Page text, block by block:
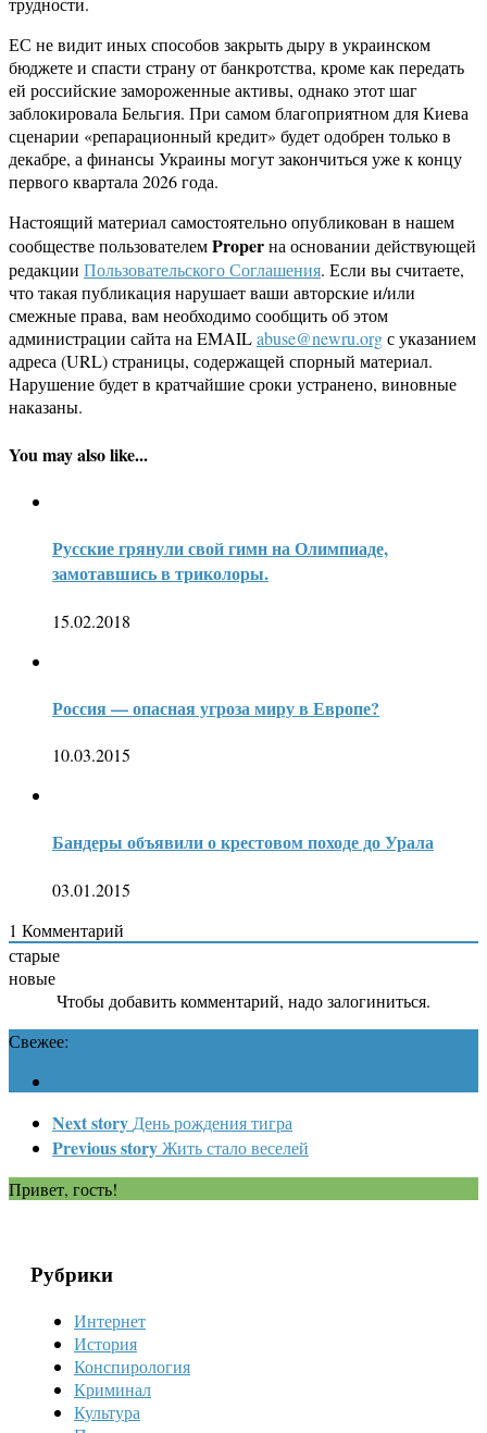
ЕС не видит иных способов закрыть дыру в украинском
бюджете и спасти страну от банкротства, кроме как передать
ей российские замороженные активы, однако этот шаг
заблокировала Бельгия. При самом благоприятном для Киева
сценарии «репарационный кредит» будет одобрен только в
декабре, а финансы Украины могут закончиться уже к концу
первого квартала 2026 года.
Настоящий материал самостоятельно опубликован в нашем
сообществе пользователемProperна основании действующей
редакции Пользовательского Соглашения. Если вы считаете,
что такая публикация нарушает ваши авторские и/или
смежные права, вам необходимо сообщить об этом
администрации сайта на EMAILabuse@newru.orgс указанием
адреса (URL) страницы, содержащей спорный материал.
Нарушение будет в кратчайшие сроки устранено, виновные
наказаны.
You may also like...
Русские грянули свой гимн на Олимпиаде,
замотавшись в триколоры.
15.02.2018
Россия — опасная угроза миру в Европе?
10.03.2015
Бандеры объявили о крестовом походе до Урала
03.01.2015
1 Комментарий
старые
новые
Чтобы добавить комментарий, надо залогиниться.
Свежее:
Next story День рождения тигра
Previous storyЖить стало веселей
Привет, гость!
Рубрики
Интернет
История
Конспирология
Криминал
Культура